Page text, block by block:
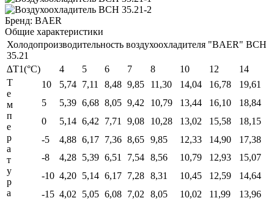
Бренд: BAER
Общие характеристики
Холодопроизводительность воздухоохладителя "BAER" BCH
35.21
∆T1(°С)
4 5 6 7 8 10 12
14
Т
е
м
п
е
р
а
т
у
р
а
10 5,74 7,11 8,48 9,85 11,30 14,04 16,78
19,61
5
5,39 6,68 8,05 9,42 10,79 13,44 16,10
18,84
0
5,14 6,42 7,71 9,08 10,28 13,02 15,58
18,15
-5
4,88 6,17 7,36 8,65 9,85 12,33 14,90
17,38
-8
4,28 5,39 6,51 7,54 8,56 10,79 12,93
15,07
-10 4,20 5,14 6,17 7,28 8,31 10,45 12,59
14,64
-15 4,02 5,05 6,08 7,02 8,05 10,02 11,99
13,96